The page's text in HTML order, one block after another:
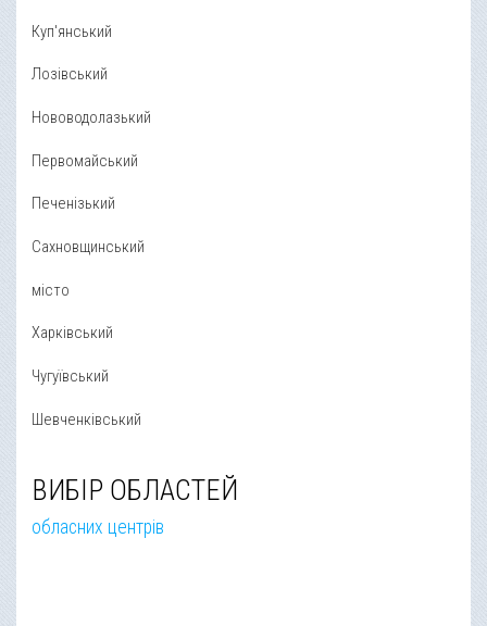
Куп'янський
Лозівський
Нововодолазький
Первомайський
Печенізький
Сахновщинський
місто
Харківський
Чугуївський
Шевченківський
ВИБІР ОБЛАСТЕЙ
обласних центрів